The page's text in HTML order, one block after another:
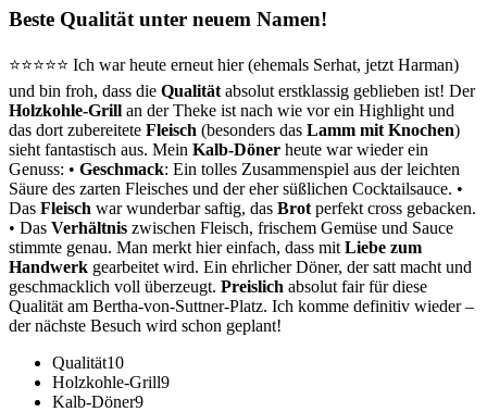
Beste Qualität unter neuem Namen!
⭐️⭐️⭐️⭐️⭐️ Ich war heute erneut hier (ehemals Serhat, jetzt Harman)
und bin froh, dass die Qualität absolut erstklassig geblieben ist! Der
Holzkohle-Grill an der Theke ist nach wie vor ein Highlight und
das dort zubereitete Fleisch (besonders das Lamm mit Knochen)
sieht fantastisch aus. Mein Kalb-Döner heute war wieder ein
Genuss: • Geschmack: Ein tolles Zusammenspiel aus der leichten
Säure des zarten Fleisches und der eher süßlichen Cocktailsauce. •
Das Fleisch war wunderbar saftig, das Brot perfekt cross gebacken.
• Das Verhältnis zwischen Fleisch, frischem Gemüse und Sauce
stimmte genau. Man merkt hier einfach, dass mit Liebe zum
Handwerk gearbeitet wird. Ein ehrlicher Döner, der satt macht und
geschmacklich voll überzeugt. Preislich absolut fair für diese
Qualität am Bertha-von-Suttner-Platz. Ich komme definitiv wieder –
der nächste Besuch wird schon geplant!
Qualität10
Holzkohle-Grill9
Kalb-Döner9